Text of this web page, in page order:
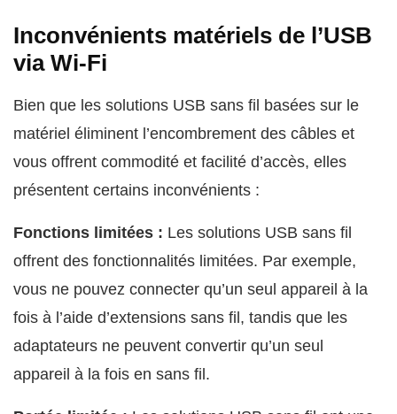
Inconvénients matériels de l’USB
via Wi‑Fi
Bien que les solutions USB sans fil basées sur le
matériel éliminent l’encombrement des câbles et
vous offrent commodité et facilité d’accès, elles
présentent certains inconvénients :
Fonctions limitées : Les solutions USB sans fil
offrent des fonctionnalités limitées. Par exemple,
vous ne pouvez connecter qu’un seul appareil à la
fois à l’aide d’extensions sans fil, tandis que les
adaptateurs ne peuvent convertir qu’un seul
appareil à la fois en sans fil.